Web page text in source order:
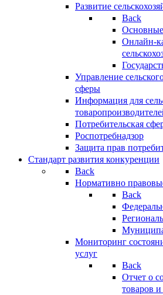
Развитие
Back
Онлайн-
Управление
сферы
Информация для
Потребительская
Роспотребнадзор
Защита прав
Стандарт развития конкуренции
Back
Нормативно
Back
Мониторинг
услуг
Back
Отчет о
товаров и